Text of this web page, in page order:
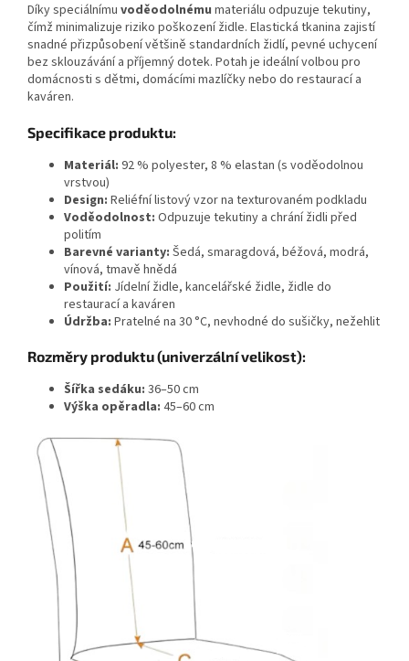
Díky speciálnímu voděodolnému materiálu odpuzuje tekutiny,
čímž minimalizuje riziko poškození židle. Elastická tkanina zajistí
snadné přizpůsobení většině standardních židlí, pevné uchycení
bez sklouzávání a příjemný dotek. Potah je ideální volbou pro
domácnosti s dětmi, domácími mazlíčky nebo do restaurací a
kaváren.
Specifikace produktu:
Materiál: 92 % polyester, 8 % elastan (s voděodolnou
vrstvou)
Design: Reliéfní listový vzor na texturovaném podkladu
Voděodolnost: Odpuzuje tekutiny a chrání židli před
politím
Barevné varianty: Šedá, smaragdová, béžová, modrá,
vínová, tmavě hnědá
Použití: Jídelní židle, kancelářské židle, židle do
restaurací a kaváren
Údržba: Pratelné na 30 °C, nevhodné do sušičky, nežehlit
Rozměry produktu (univerzální velikost):
Šířka sedáku: 36–50 cm
Výška opěradla: 45–60 cm